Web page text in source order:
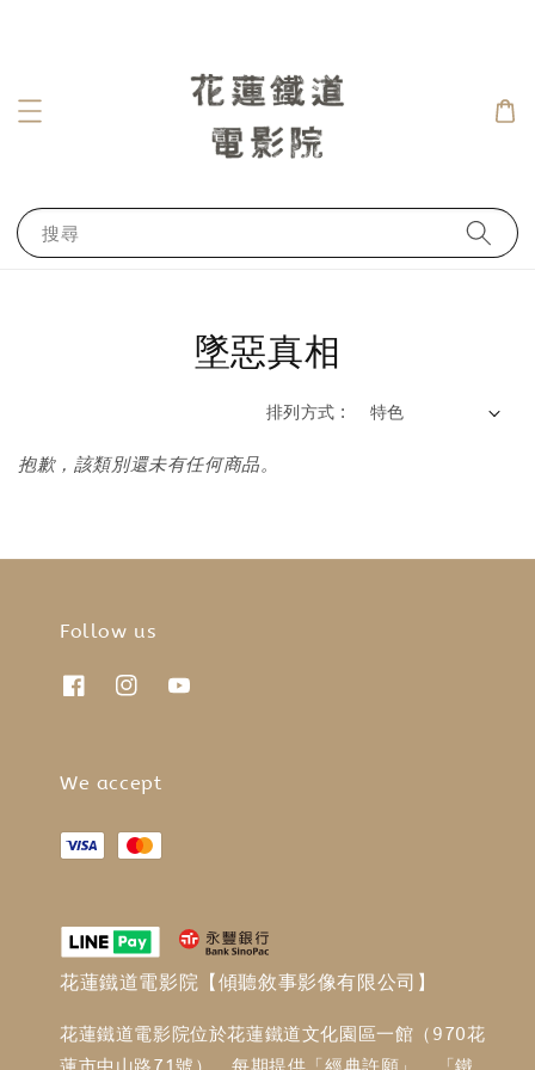
搜尋
墜惡真相
排列方式 :
抱歉，該類別還未有任何商品。
Follow us
We accept
花蓮鐵道電影院【傾聽敘事影像有限公司】
花蓮鐵道電影院位於花蓮鐵道文化園區一館（970花